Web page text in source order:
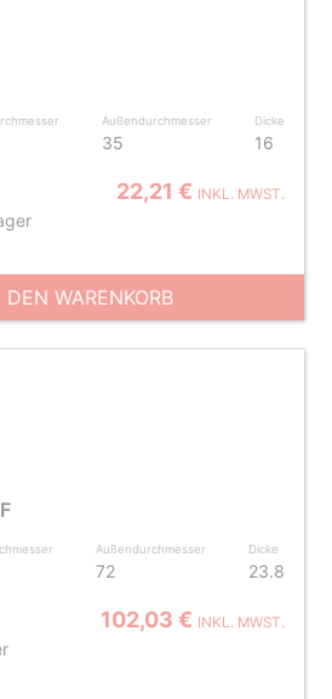
Außendurchmesser
35
Dicke
16
22,21 € INKL. MWST.
DEN WARENKORB
Außendurchmesser
72
Dicke
23.8
102,03 € INKL. MWST.